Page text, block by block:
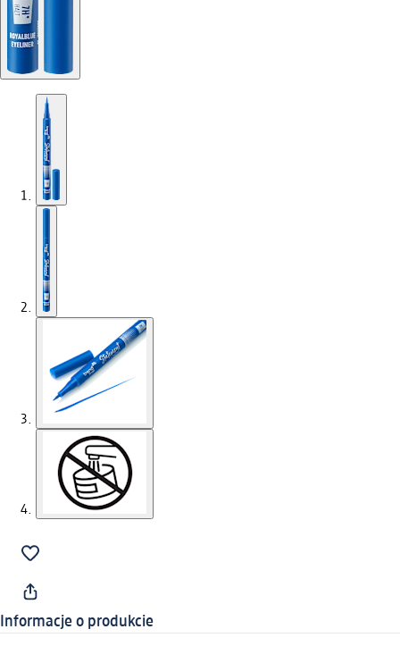
Informacje o produkcie